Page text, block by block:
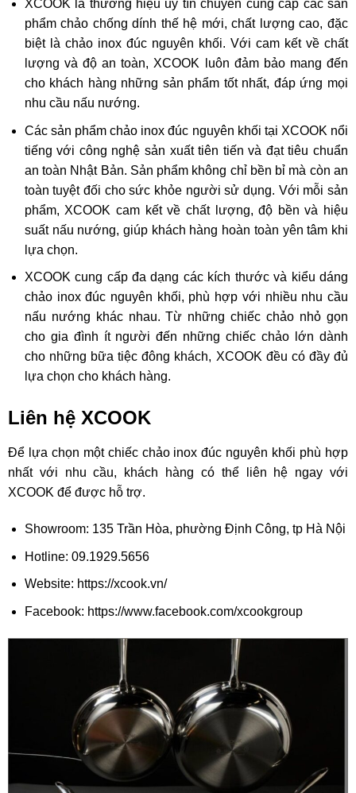
XCOOK là thương hiệu uy tín chuyên cung cấp các sản
phẩm chảo chống dính thế hệ mới, chất lượng cao, đặc
biệt là chảo inox đúc nguyên khối. Với cam kết về chất
lượng và độ an toàn, XCOOK luôn đảm bảo mang đến
cho khách hàng những sản phẩm tốt nhất, đáp ứng mọi
nhu cầu nấu nướng.
Các sản phẩm chảo inox đúc nguyên khối tại XCOOK nổi
tiếng với công nghệ sản xuất tiên tiến và đạt tiêu chuẩn
an toàn Nhật Bản. Sản phẩm không chỉ bền bỉ mà còn an
toàn tuyệt đối cho sức khỏe người sử dụng. Với mỗi sản
phẩm, XCOOK cam kết về chất lượng, độ bền và hiệu
suất nấu nướng, giúp khách hàng hoàn toàn yên tâm khi
lựa chọn.
XCOOK cung cấp đa dạng các kích thước và kiểu dáng
chảo inox đúc nguyên khối, phù hợp với nhiều nhu cầu
nấu nướng khác nhau. Từ những chiếc chảo nhỏ gọn
cho gia đình ít người đến những chiếc chảo lớn dành
cho những bữa tiệc đông khách, XCOOK đều có đầy đủ
lựa chọn cho khách hàng.
Liên hệ XCOOK
Để lựa chọn một chiếc chảo inox đúc nguyên khối phù hợp
nhất với nhu cầu, khách hàng có thể liên hệ ngay với
XCOOK để được hỗ trợ.
Showroom: 135 Trần Hòa, phường Định Công, tp Hà Nội
Hotline: 09.1929.5656
Website: https://xcook.vn/
Facebook: https://www.facebook.com/xcookgroup